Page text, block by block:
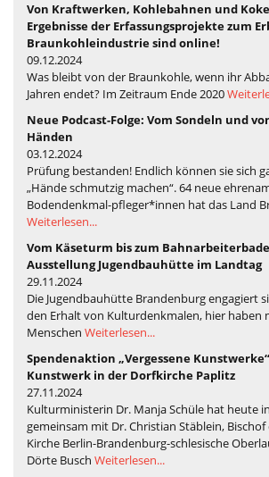
Von Kraftwerken, Kohlebahnen und
Ergebnisse der Erfassungsprojekte zum
Braunkohleindustrie sind online!
09.12.2024
Was bleibt von der Braunkohle, wenn ihr
Jahren endet? Im Zeitraum Ende 2020
Neue Podcast-Folge: Vom Sondeln und
Händen
03.12.2024
Prüfung bestanden! Endlich können sie sich
„Hände schmutzig machen“. 64 neue
Bodendenkmal-pfleger*innen hat das Land
Weiterlesen...
Vom Käseturm bis zum
Ausstellung Jugendbauhütte im Landtag
29.11.2024
Die Jugendbauhütte Brandenburg engagiert
den Erhalt von Kulturdenkmalen, hier haben
Menschen Weiterlesen...
Spendenaktion „Vergessene
Kunstwerk in der Dorfkirche Paplitz
27.11.2024
Kulturministerin Dr. Manja Schüle hat heute
gemeinsam mit Dr. Christian Stäblein, Bischof
Kirche Berlin-Brandenburg-schlesische
Dörte Busch Weiterlesen...